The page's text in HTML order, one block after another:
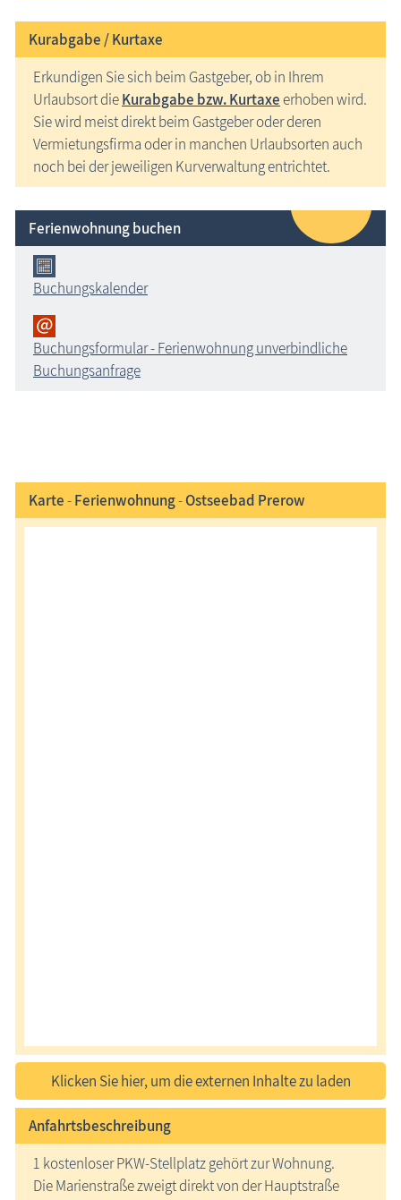
Kurabgabe / Kurtaxe
Erkundigen Sie sich beim Gastgeber, ob in Ihrem
Urlaubsort dieKurabgabe bzw. Kurtaxeerhoben wird.
Sie wird meist direkt beim Gastgeber oder deren
Vermietungsfirma oder in manchen Urlaubsorten auch
noch bei der jeweiligen Kurverwaltung entrichtet.
Ferienwohnung buchen
Buchungskalender
Buchungsformular - Ferienwohnung unverbindliche
Buchungsanfrage
Karte-Ferienwohnung-Ostseebad Prerow
Klicken Sie hier, um die externen Inhalte zu laden
Anfahrtsbeschreibung
1 kostenloser PKW-Stellplatz gehört zur Wohnung.
Die Marienstraße zweigt direkt von der Hauptstraße